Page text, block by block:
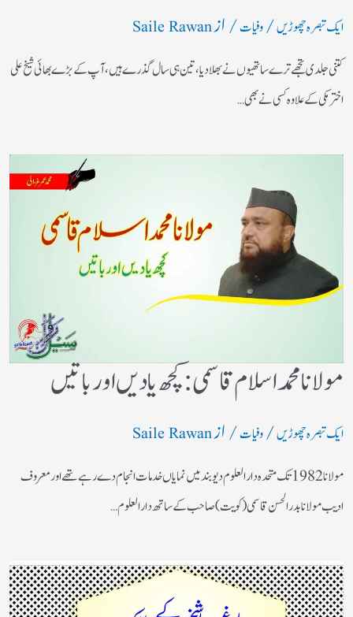
ایک تبصرہ چھوڑیں/وفیات/ ازSaile Rawan
کتنی جلدی تجھے ترے ساتھیوں نے بھلادیا، تین ہی سال گذرے ہیں، آپ کے بڑے بھائی شیخ علی
اختر مکی کے علاوہ کسی نے بھی…
مولانا محمد اسلام قاسمی: کچھ یادیں اور باتیں​
ایک تبصرہ چھوڑیں/وفیات/ ازSaile Rawan
مولانا 1982 تک متحدہ دارالعلوم دیوبند میں نمایاں خدمات انجام دے رہے تھے اور معروف
ادیب مولانا بدر الحسن قاسمی (کویت) صاحب کے ساتھ دارالعلوم…